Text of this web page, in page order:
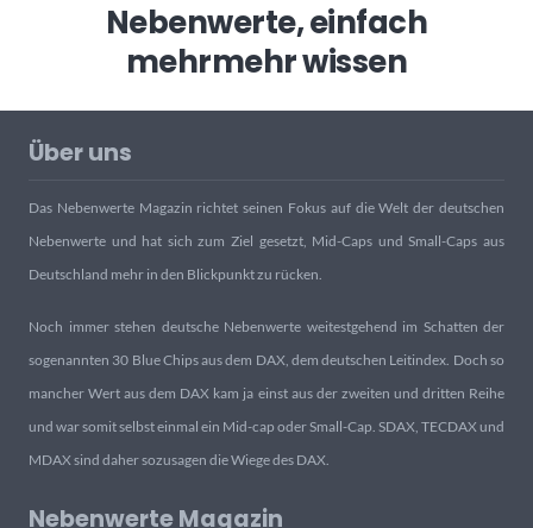
Nebenwerte, einfach
mehrmehr wissen
Über uns
Das Nebenwerte Magazin richtet seinen Fokus auf die Welt der deutschen
Nebenwerte und hat sich zum Ziel gesetzt, Mid-Caps und Small-Caps aus
Deutschland mehr in den Blickpunkt zu rücken.
Noch immer stehen deutsche Nebenwerte weitestgehend im Schatten der
sogenannten 30 Blue Chips aus dem DAX, dem deutschen Leitindex. Doch so
mancher Wert aus dem DAX kam ja einst aus der zweiten und dritten Reihe
und war somit selbst einmal ein Mid-cap oder Small-Cap. SDAX, TECDAX und
MDAX sind daher sozusagen die Wiege des DAX.
Nebenwerte Magazin